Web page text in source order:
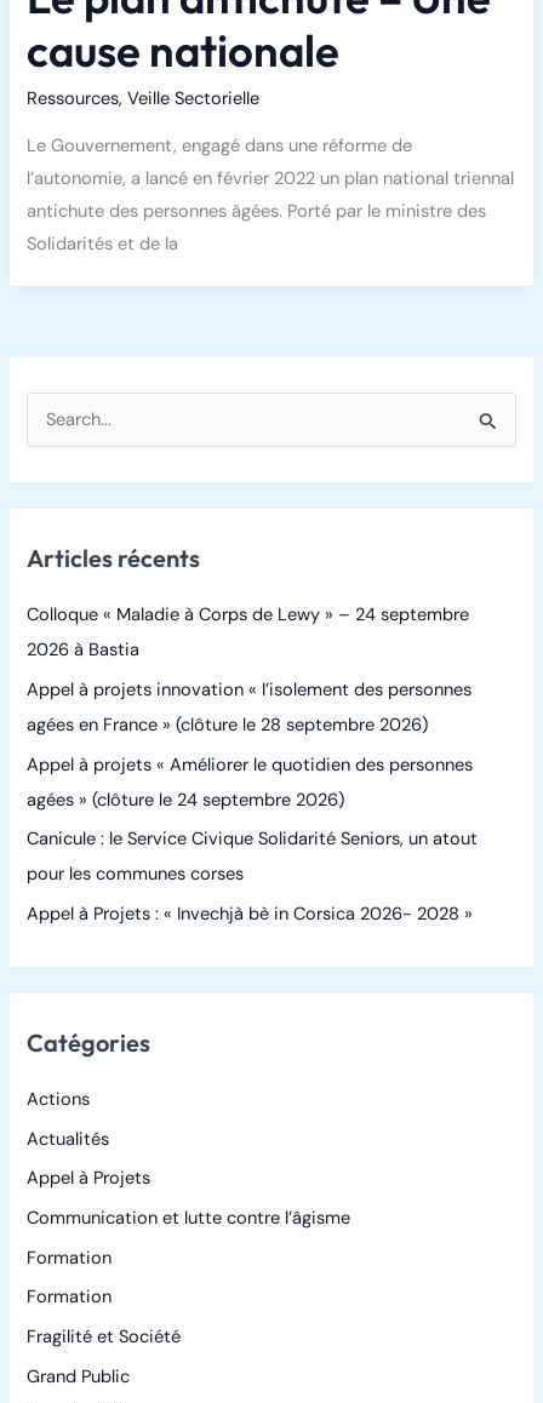
cause nationale
Ressources,Veille Sectorielle
Le Gouvernement, engagé dans une réforme de
l’autonomie, a lancé en février 2022 un plan national triennal
antichute des personnes âgées. Porté par le ministre des
Solidarités et de la
e
:
Articles récents
Colloque « Maladie à Corps de Lewy » – 24 septembre
2026 à Bastia
Appel à projets innovation « l’isolement des personnes
agées en France » (clôture le 28 septembre 2026)
Appel à projets « Améliorer le quotidien des personnes
agées » (clôture le 24 septembre 2026)
Canicule : le Service Civique Solidarité Seniors, un atout
pour les communes corses
Appel à Projets : « Invechjà bè in Corsica 2026- 2028 »
Catégories
Actions
Actualités
Appel à Projets
Communication et lutte contre l’âgisme
Formation
Formation
Fragilité et Société
Grand Public